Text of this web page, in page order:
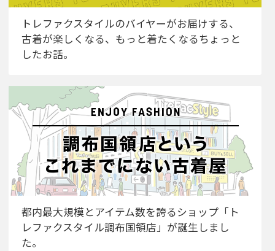
トレファクスタイルのバイヤーがお届けする、
古着が楽しくなる、もっと着たくなるちょっと
したお話。
都内最大規模とアイテム数を誇るショップ「ト
レファクスタイル調布国領店」が誕生しまし
た。